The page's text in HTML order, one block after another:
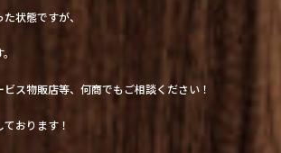
状態ですが、
ス物販店等、何商でもご相談ください！
おります！